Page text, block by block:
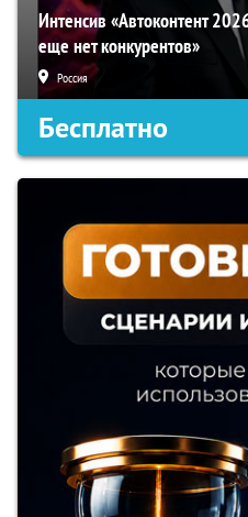
Интенсив «Автоконтент
еще нет конкурентов»
Россия
Бесплатно